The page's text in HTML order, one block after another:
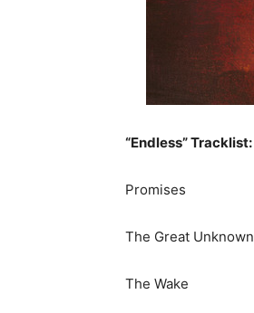
“Endless” Tracklist:
Promises
The Great Unknown
The Wake